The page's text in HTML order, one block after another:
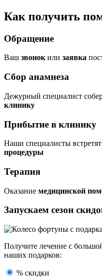
Как получить
Обращение
Ваш звонокили заявка
Сбор анамнеза
Дежурный специалист
клинику
Прибытие в клинику
Наши специалисты
процедуры
Терапия
Оказание медицинской
Запускаем сезон
Получите лечение с
наших подарков:
% скидки